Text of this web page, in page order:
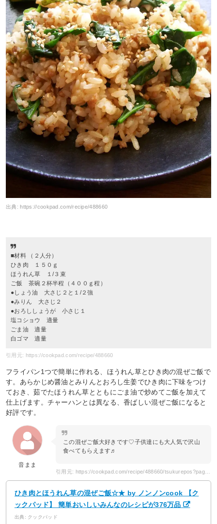
出典:https://cookpad.com/recipe/488660
■材料 （２人分）
ひき肉 １５０ｇ
ほうれん草 １/３束
ご飯 茶碗２杯半程（４００ｇ程）
●しょう油 大さじ２と１/２強
●みりん 大さじ２
●おろししょうが 小さじ１
塩コショウ 適量
ごま油 適量
白ゴマ 適量
引用元: https://cookpad.com/recipe/488660
フライパン1つで簡単に作れる、ほうれん草とひき肉の混ぜご飯で
す。あらかじめ醤油とみりんとおろし生姜でひき肉に下味をつけ
ておき、茹でたほうれん草とともにごま油で炒めてご飯を加えて
仕上げます。チャーハンとは異なる、香ばしい混ぜご飯になると
好評です。
音まま
この混ぜご飯大好きです♡子供達にも大人気で沢山
食べてもらえます♬
引用元: https://cookpad.com/recipe/488660/tsukurepos?page=3
ひき肉とほうれん草の混ぜご飯☆★ by ノンノンcook 【ク
ックパッド】 簡単おいしいみんなのレシピが376万品
出典: クックパッド